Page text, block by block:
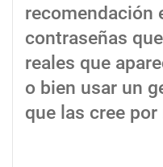
recomendación
contraseñas
reales que
o bien usar un
que las cree